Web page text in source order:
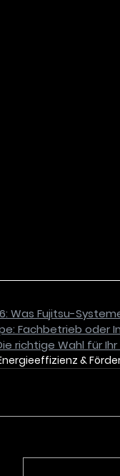
Was Fujitsu-
Fachbetrieb oder
richtige Wahl für
&